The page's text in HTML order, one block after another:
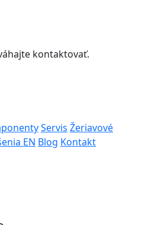
kontaktovať.
Servis Žeriavové
EN Blog Kontakt